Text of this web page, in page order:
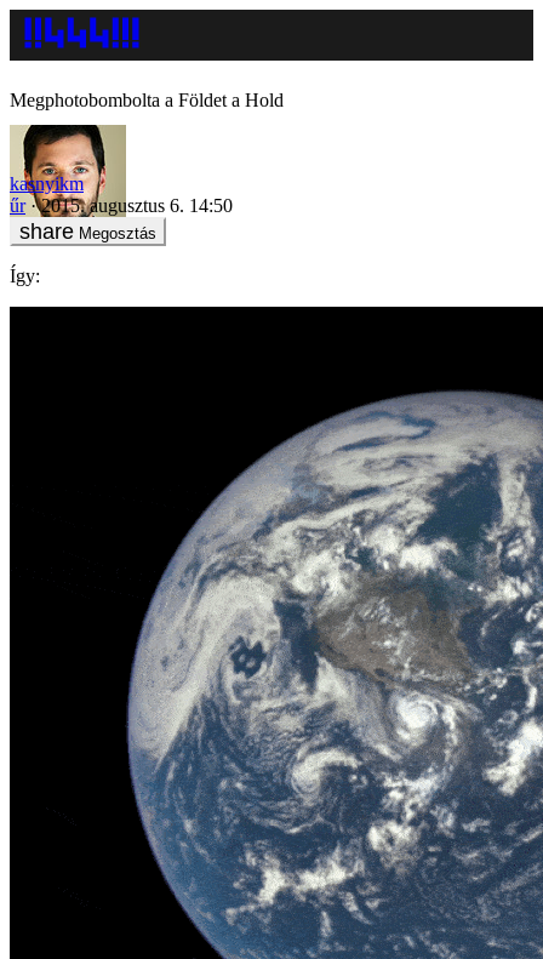
Megphotobombolta a Földet a Hold
kasnyikm
űr
2015. augusztus 6. 14:50
Megosztás
Így: